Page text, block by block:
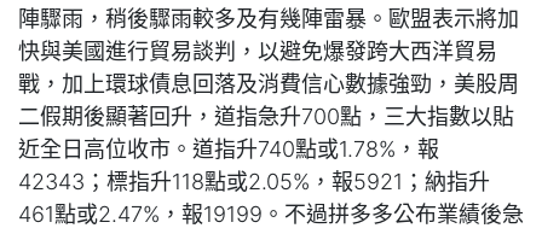
陣驟雨，稍後驟雨較多及有幾陣雷暴。歐盟表示將加
快與美國進行貿易談判，以避免爆發跨大西洋貿易
戰，加上環球債息回落及消費信心數據強勁，美股周
二假期後顯著回升，道指急升700點，三大指數以貼
近全日高位收市。道指升740點或1.78%，報
42343；標指升118點或2.05%，報5921；納指升
461點或2.47%，報19199。不過拼多多公布業績後急